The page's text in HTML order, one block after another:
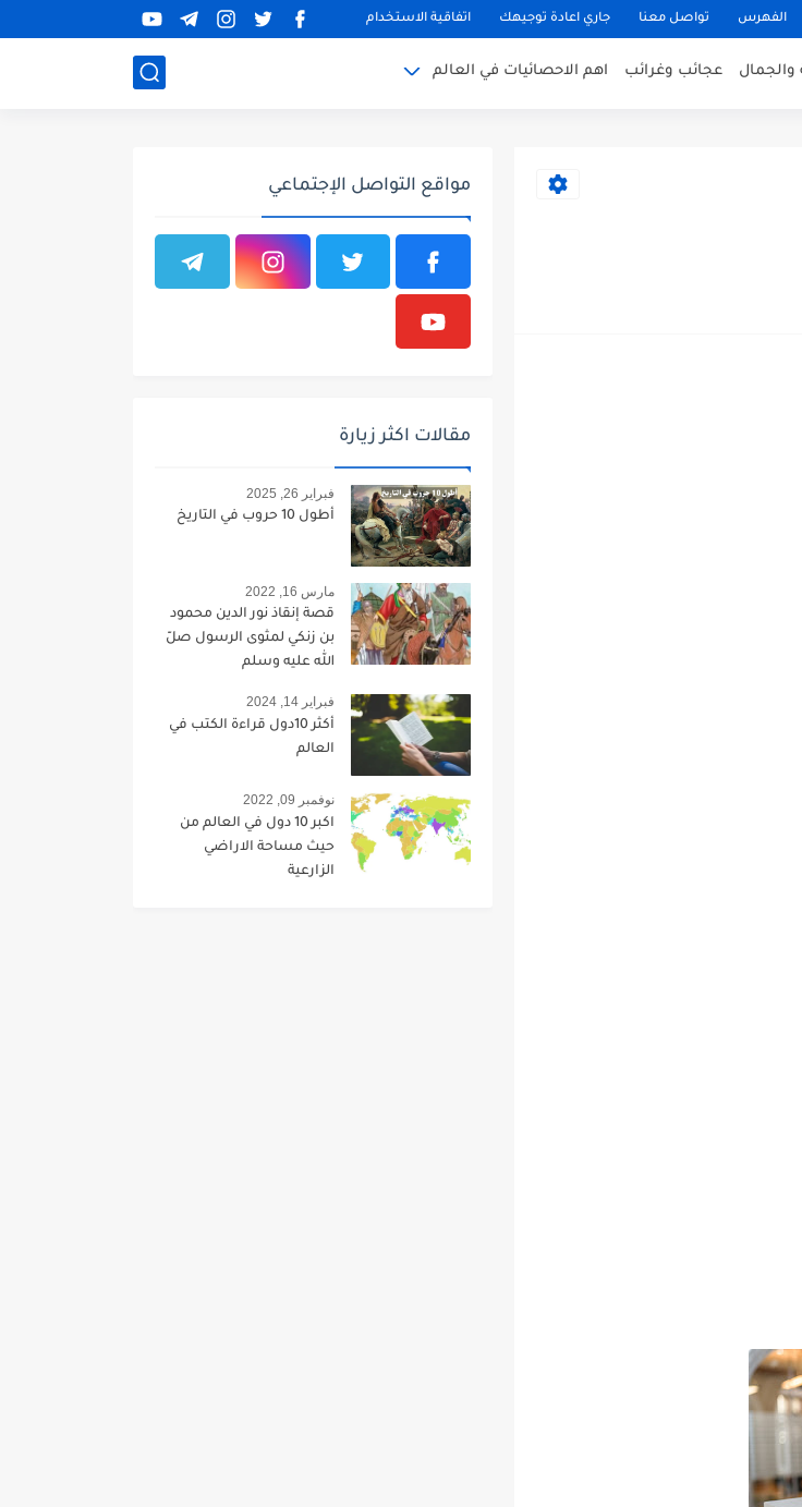
الفهرس تواصل معنا جاري اعادة توجيهك اتفاقية الاستخدام
والجمال عجائب وغرائب اهم الاحصائيات في العالم
مواقع التواصل الإجتماعي
مقالات اكثر زيارة
فبراير 26, 2025
أطول 10 حروب في التاريخ
مارس 16, 2022
قصة إنقاذ نور الدين محمود
بن زنكي لمثوى الرسول صلّ
الله عليه وسلم
فبراير 14, 2024
أكثر 10دول قراءة الكتب في
العالم
نوفمبر 09, 2022
اكبر 10 دول في العالم من
حيث مساحة الاراضي
الزارعية